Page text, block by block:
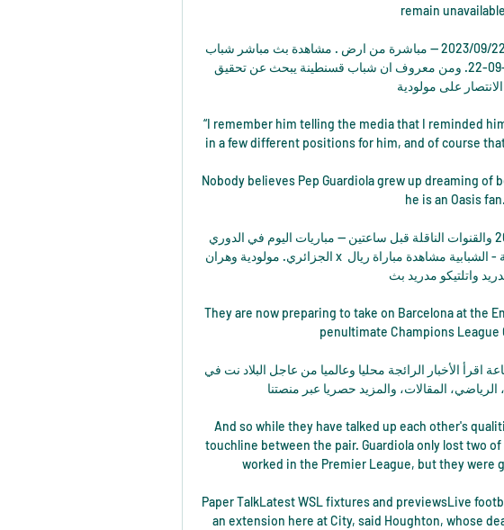
remain
الانتصار على مولودية ...
“I remember him telling the media that I reminded
in a few different positions for him, and of course
Nobody believes Pep Guardiola grew up dreaming
he is an Oasis fan.
الجزائري. مولودية وهران x شباب قسنطينة - 06:45 بتوقيت السعودية - الشبابية مشاهدة مباراة ريال
واتلتيكو مدريد بث ...
They are now preparing to take on Barcelona at the
penultimate Champions League
المقالات، والمزيد حصريا عبر منصتنا.
And so while they have talked up each other's
touchline between the pair. Guardiola only lost two
worked in the Premier League, but they were
Paper TalkLatest WSL fixtures and previewsLive
an extension here at City, said Houghton, whose